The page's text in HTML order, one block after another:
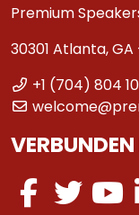
Premium
30301 Atlanta,
+1 (704) 804
VERBUNDEN